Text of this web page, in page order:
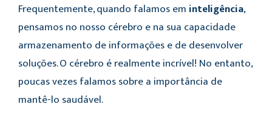
Frequentemente, quando falamos em inteligência,
pensamos no nosso cérebro e na sua capacidade
armazenamento de informações e de desenvolver
soluções. O cérebro é realmente incrível! No entanto,
poucas vezes falamos sobre a importância de
mantê-lo saudável.